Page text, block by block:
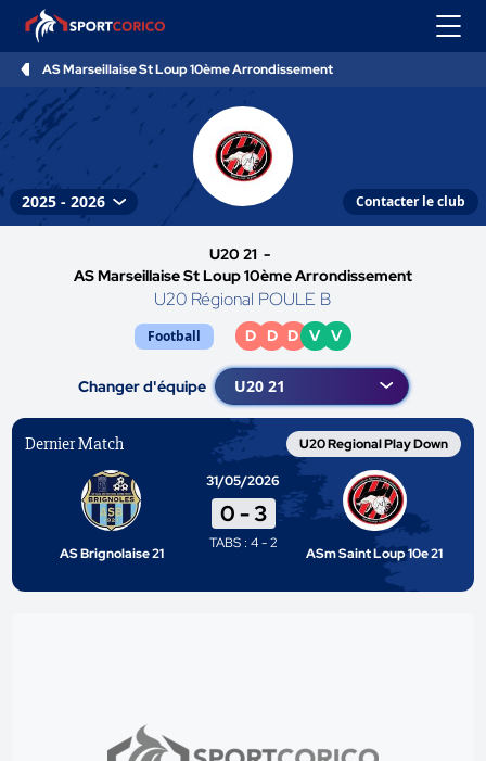
AS Marseillaise St Loup 10ème Arrondissement
Contacter le club
U20 21 -
AS Marseillaise St Loup 10ème Arrondissement
U20 Régional POULE B
Football D D D V V
Changer d'équipe
Dernier Match U20 Regional Play Down
AS Brignolaise 21
31/05/2026
0- 3
TABS : 4 - 2
ASm Saint Loup 10e 21